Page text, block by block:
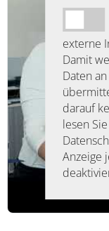
externe
Damit
Daten
darauf
lesen
Anzeige